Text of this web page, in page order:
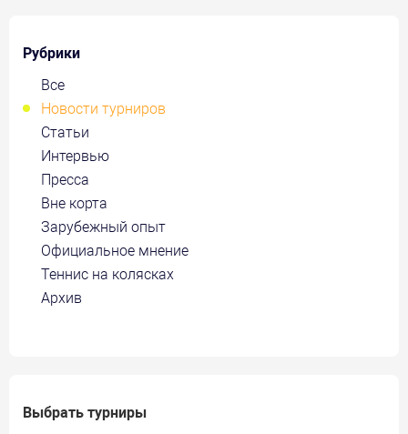
Рубрики
Все
Новости турниров
Статьи
Интервью
Пресса
Вне корта
Зарубежный опыт
Официальное мнение
Теннис на колясках
Архив
Выбрать турниры